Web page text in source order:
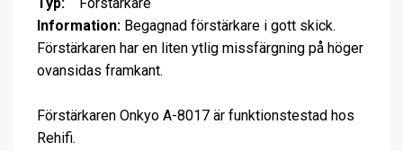
Information: Begagnad förstärkare i gott skick.
Förstärkaren har en liten ytlig missfärgning på höger
ovansidas framkant.
Förstärkaren Onkyo A-8017 är funktionstestad hos
Rehifi.